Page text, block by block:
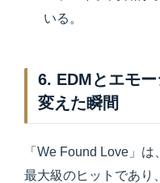
いる。
6. EDMとエモ
変えた瞬間
「We Found Love」は、
最大級のヒットであり